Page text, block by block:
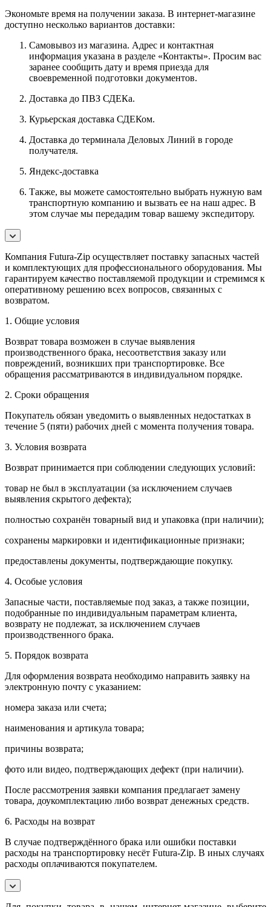
Экономьте время на получении заказа. В интернет-магазине
доступно несколько вариантов доставки:
Самовывоз из магазина. Адрес и контактная
информация указана в разделе «Контакты». Просим вас
заранее сообщить дату и время приезда для
своевременной подготовки документов.
Доставка до ПВЗ СДЕКа.
Курьерская доставка СДЕКом.
Доставка до терминала Деловых Линий в городе
получателя.
Яндекс-доставка
Также, вы можете самостоятельно выбрать нужную вам
транспортную компанию и вызвать ее на наш адрес. В
этом случае мы передадим товар вашему экспедитору.
Компания Futura-Zip осуществляет поставку запасных частей
и комплектующих для профессионального оборудования. Мы
гарантируем качество поставляемой продукции и стремимся к
оперативному решению всех вопросов, связанных с
возвратом.
1. Общие условия
Возврат товара возможен в случае выявления
производственного брака, несоответствия заказу или
повреждений, возникших при транспортировке. Все
обращения рассматриваются в индивидуальном порядке.
2. Сроки обращения
Покупатель обязан уведомить о выявленных недостатках в
течение 5 (пяти) рабочих дней с момента получения товара.
3. Условия возврата
Возврат принимается при соблюдении следующих условий:
товар не был в эксплуатации (за исключением случаев
выявления скрытого дефекта);
полностью сохранён товарный вид и упаковка (при наличии);
сохранены маркировки и идентификационные признаки;
предоставлены документы, подтверждающие покупку.
4. Особые условия
Запасные части, поставляемые под заказ, а также позиции,
подобранные по индивидуальным параметрам клиента,
возврату не подлежат, за исключением случаев
производственного брака.
5. Порядок возврата
Для оформления возврата необходимо направить заявку на
электронную почту с указанием:
номера заказа или счета;
наименования и артикула товара;
причины возврата;
фото или видео, подтверждающих дефект (при наличии).
После рассмотрения заявки компания предлагает замену
товара, доукомплектацию либо возврат денежных средств.
6. Расходы на возврат
В случае подтверждённого брака или ошибки поставки
расходы на транспортировку несёт Futura-Zip. В иных случаях
расходы оплачиваются покупателем.